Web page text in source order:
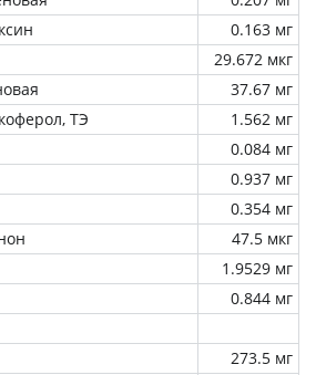
0.163 мг
29.672 мкг
37.67 мг
ТЭ
1.562 мг
0.084 мг
0.937 мг
0.354 мг
47.5 мкг
1.9529 мг
0.844 мг
273.5 мг